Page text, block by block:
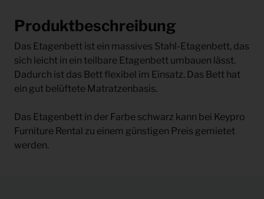
Produktbeschreibung
Das Etagenbett ist ein massives Stahl-Etagenbett, das
sich leicht in ein teilbare Etagenbett umbauen lässt.
Dadurch ist das Bett flexibel im Einsatz. Das Bett hat
ein gut belüftete Matratzenbasis.
Das Etagenbett in der Farbe schwarz kann bei Keypro
Furniture Rental zu einem günstigen Preis gemietet
werden.